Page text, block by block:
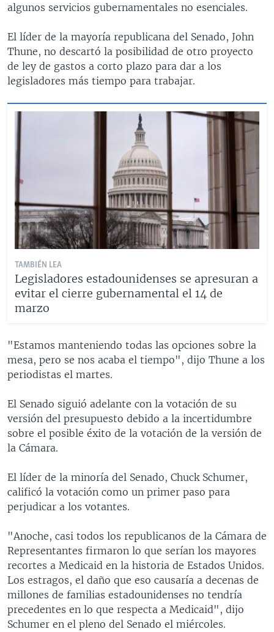
algunos servicios gubernamentales no esenciales.
El líder de la mayoría republicana del Senado, John
Thune, no descartó la posibilidad de otro proyecto
de ley de gastos a corto plazo para dar a los
legisladores más tiempo para trabajar.
TAMBIÉN LEA
Legisladores estadounidenses se apresuran a
evitar el cierre gubernamental el 14 de
marzo
"Estamos manteniendo todas las opciones sobre la
mesa, pero se nos acaba el tiempo", dijo Thune a los
periodistas el martes.
El Senado siguió adelante con la votación de su
versión del presupuesto debido a la incertidumbre
sobre el posible éxito de la votación de la versión de
la Cámara.
El líder de la minoría del Senado, Chuck Schumer,
calificó la votación como un primer paso para
perjudicar a los votantes.
"Anoche, casi todos los republicanos de la Cámara de
Representantes firmaron lo que serían los mayores
recortes a Medicaid en la historia de Estados Unidos.
Los estragos, el daño que eso causaría a decenas de
millones de familias estadounidenses no tendría
precedentes en lo que respecta a Medicaid", dijo
Schumer en el pleno del Senado el miércoles.